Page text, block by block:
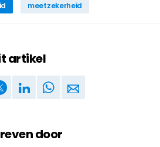
meetzekerheid
artikel
door